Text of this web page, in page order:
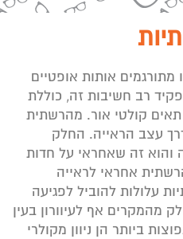
אותות אופטיים
רב חשיבות זה, כוללת
תאים קולטי אור. מהרשתית
עצב הראייה. החלק
והוא זה שאחראי על חדות
אחראי לראייה
עלולות להוביל לפגיעה
מהמקרים אף לעיוורון בעין
ביותר הן ניוון מקולרי